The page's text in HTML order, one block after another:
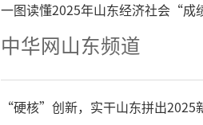
一图读懂2025年山东经济社会“成
中华网山东频道
“硬核”创新，实干山东拼出2025